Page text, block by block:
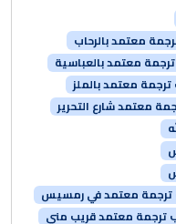
معتمد بالرحاب
معتمد بالعباسية
معتمد بالملز
معتمد شارع التحرير
معتمد في رمسيس
ترجمة معتمد قريب مني